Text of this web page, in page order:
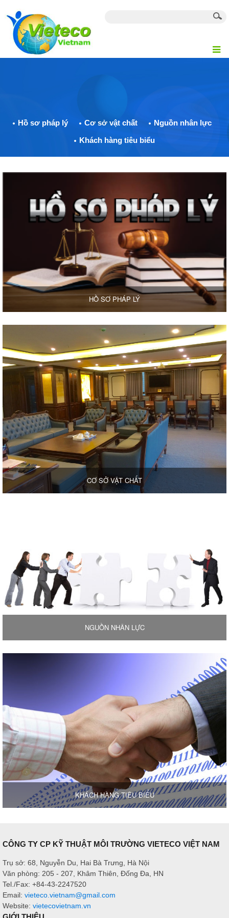
Hồ sơ pháp lý Cơ sở vật chất
Nguồn nhân lực
Khách hàng tiêu biểu
HỒ SƠ PHÁP LÝ
CƠ SỞ VẬT CHẤT
NGUỒN NHÂN LỰC
KHÁCH HÀNG TIÊU BIỂU
CÔNG TY CP KỸ THUẬT MÔI TRƯỜNG VIETECO VIỆT NAM
Trụ sở: 68, Nguyễn Du, Hai Bà Trưng, Hà Nội
Văn phòng: 205 - 207, Khâm Thiên, Đống Đa, HN
Tel./Fax: +84-43-2247520
Email: vieteco.vietnam@gmail.com
Website: vietecovietnam.vn